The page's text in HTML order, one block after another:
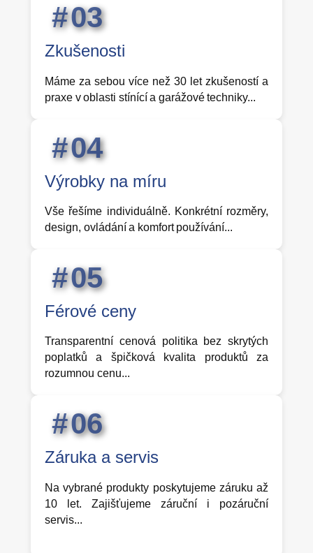
03
Zkušenosti
Máme za sebou více než 30 let zkušeností a
praxe v oblasti stínící a garážové techniky...
04
Výrobky na míru
Vše řešíme individuálně. Konkrétní rozměry,
design, ovládání a komfort používání...
05
Férové ceny
Transparentní cenová politika bez skrytých
poplatků a špičková kvalita produktů za
rozumnou cenu...
06
Záruka a servis
Na vybrané produkty poskytujeme záruku až
10 let. Zajišťujeme záruční i pozáruční
servis...